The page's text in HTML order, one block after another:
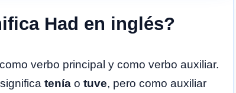
Had en inglés?
verbo principal y como verbo auxiliar.
tenía o tuve, pero como auxiliar